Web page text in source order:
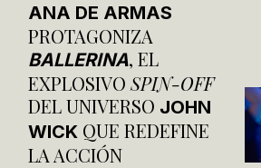
ANA DE ARMAS
PROTAGONIZA
BALLERINA, EL
EXPLOSIVO SPIN-OFF
DEL UNIVERSO JOHN
WICKQUE REDEFINE
LA ACCIÓN